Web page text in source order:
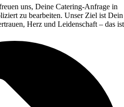
uns, Deine Catering-Anfrage in
zu bearbeiten. Unser Ziel ist Dein
Herz und Leidenschaft – das ist